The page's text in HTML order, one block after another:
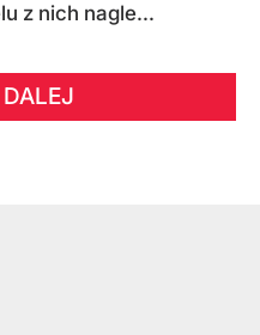
z nich nagle...